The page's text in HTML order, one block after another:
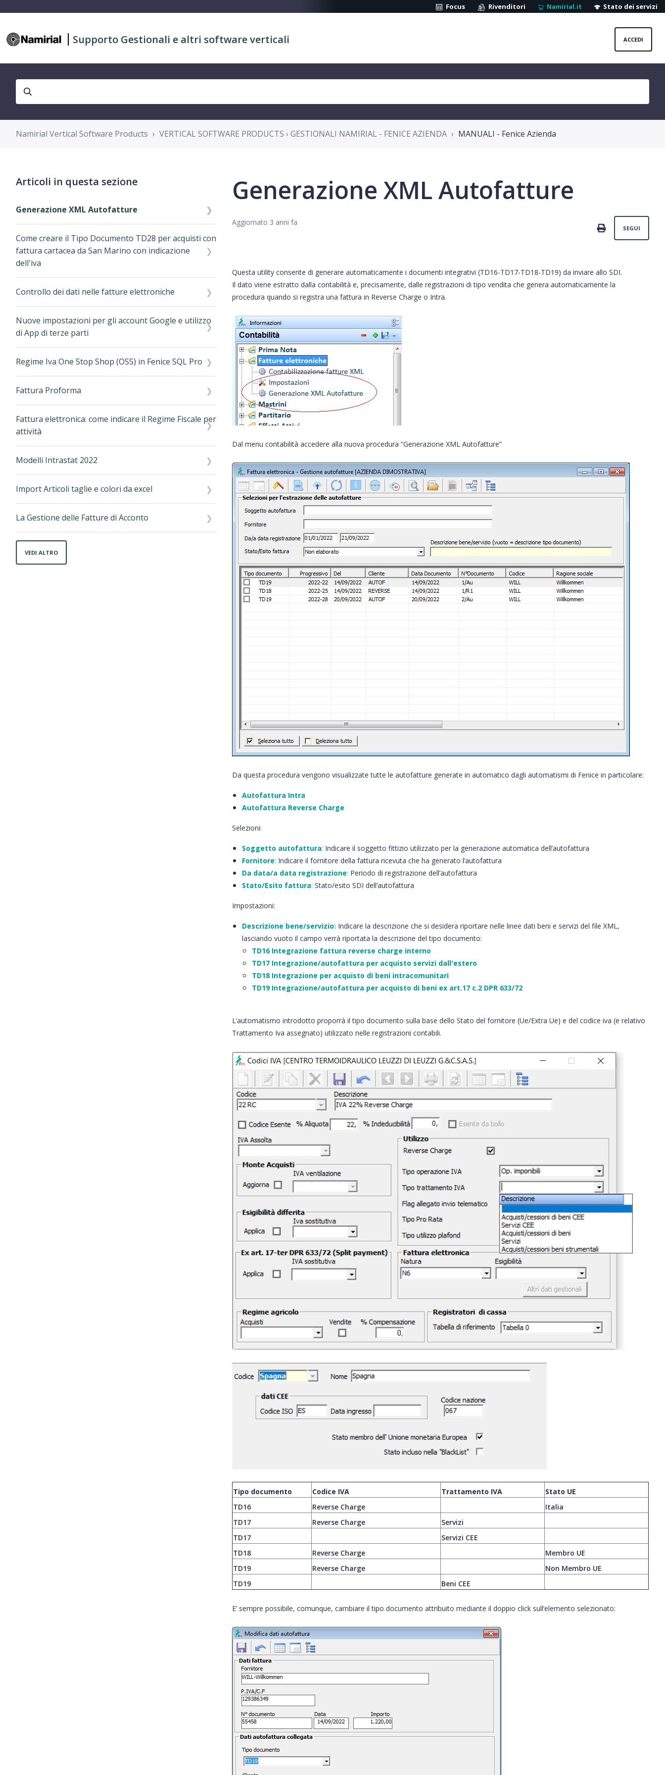
Focus Rivenditori Namirial.it Stato dei servizi
Supporto Gestionali e altri software verticali ACCEDI
Namirial Vertical Software Products VERTICAL SOFTWARE PRODUCTS › GESTIONALI NAMIRIAL - FENICE AZIENDA MANUALI - Fenice Azienda
Articoli in questa sezione
Generazione XML Autofatture
Come creare il Tipo Documento TD28 per acquisti con
fattura cartacea da San Marino con indicazione
dell'iva
Controllo dei dati nelle fatture elettroniche
Nuove impostazioni per gli account Google e utilizzo
di App di terze parti
Regime Iva One Stop Shop (OSS) in Fenice SQL Pro
Fattura Proforma
Fattura elettronica: come indicare il Regime Fiscale per
attività
Modelli Intrastat 2022
Import Articoli taglie e colori da excel
La Gestione delle Fatture di Acconto
VEDI ALTRO
Generazione XML Autofatture
Aggiornato 3 anni fa PRINT
SEGUI
Questa utility consente di generare automaticamente i documenti integrativi (TD16-TD17-TD18-TD19) da inviare allo SDI.
Il dato viene estratto dalla contabilità e, precisamente, dalle registrazioni di tipo vendita che genera automaticamente la
procedura quando si registra una fattura in Reverse Charge o Intra.
Dal menu contabilità accedere alla nuova procedura “Generazione XML Autofatture”
Da questa procedura vengono visualizzate tutte le autofatture generate in automatico dagli automatismi di Fenice in particolare:
Autofattura Intra
Autofattura Reverse Charge
Selezioni:
Soggetto autofattura: Indicare il soggetto fittizio utilizzato per la generazione automatica dell’autofattura
Fornitore: Indicare il fornitore della fattura ricevuta che ha generato l’autofattura
Da data/a data registrazione: Periodo di registrazione dell’autofattura
Stato/Esito fattura: Stato/esito SDI dell’autofattura
Impostazioni:
Descrizione bene/servizio: Indicare la descrizione che si desidera riportare nelle linee dati beni e servizi del file XML,
lasciando vuoto il campo verrà riportata la descrizione del tipo documento:
TD16 Integrazione fattura reverse charge interno
TD17 Integrazione/autofattura per acquisto servizi dall'estero
TD18 Integrazione per acquisto di beni intracomunitari
TD19 Integrazione/autofattura per acquisto di beni ex art.17 c.2 DPR 633/72
L’automatismo introdotto proporrà il tipo documento sulla base dello Stato del fornitore (Ue/Extra Ue) e del codice iva (e relativo
Trattamento Iva assegnato) utilizzato nelle registrazioni contabili.
Tipo documento Codice IVA Trattamento IVA
Stato UE
TD16
Reverse Charge
Italia
TD17
Reverse Charge
Servizi
TD17
Servizi CEE
TD18
Reverse Charge
Membro UE
TD19
Reverse Charge
Non Membro UE
TD19
Beni CEE
E’ sempre possibile, comunque, cambiare il tipo documento attribuito mediante il doppio click sull’elemento selezionato: